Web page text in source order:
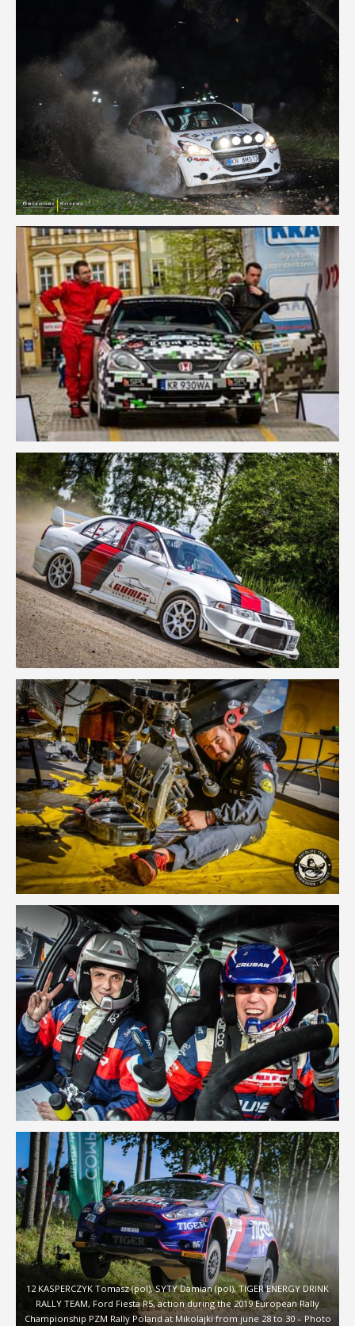
12 KASPERCZYK Tomasz (pol), SYTY Damian (pol), TIGER ENERGY DRINK
RALLY TEAM, Ford Fiesta R5, action during the 2019 European Rally
Championship PZM Rally Poland at Mikolajki from june 28 to 30 – Photo